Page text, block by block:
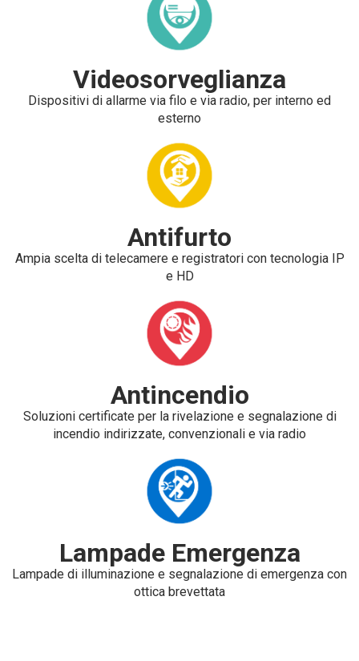
Videosorveglianza
Dispositivi di allarme via filo e via radio, per interno ed
esterno
Antifurto
Ampia scelta di telecamere e registratori con tecnologia IP
e HD
Antincendio
Soluzioni certificate per la rivelazione e segnalazione di
incendio indirizzate, convenzionali e via radio
Lampade Emergenza
Lampade di illuminazione e segnalazione di emergenza con
ottica brevettata